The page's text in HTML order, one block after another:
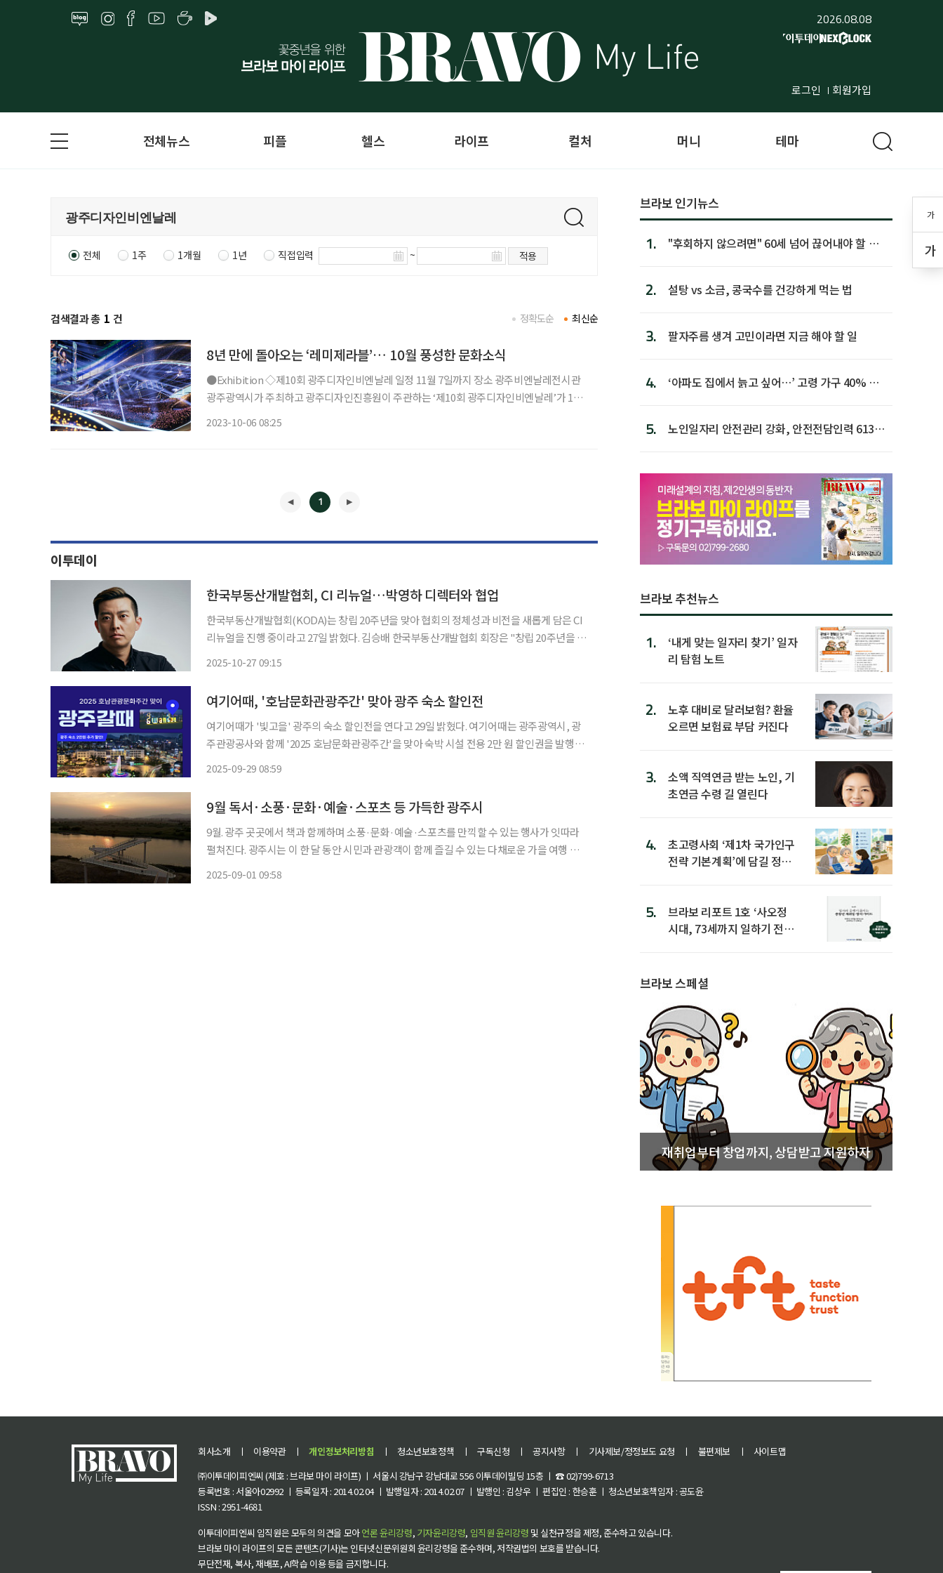
2026.08.08
로그인 회원가입
가
가
전체뉴스 피플 헬스 라이프 컬처 머니 테마
전체 1주 1개월 1년 직접입력 ~ 적용
검색결과 총 1 건 최신순
정확도순
8년 만에 돌아오는 ‘레미제라블’… 10월 풍성한 문화소식
●Exhibition ◇제10회 광주디자인비엔날레 일정 11월 7일까지 장소 광주비엔날레전시관
광주광역시가 주최하고 광주디자인진흥원이 주관하는 ‘제10회 광주디자인비엔날레’가 11
2023-10-06 08:25
1
이투데이
한국부동산개발협회, CI 리뉴얼…박영하 디렉터와 협업
한국부동산개발협회(KODA)는 창립 20주년을 맞아 협회의 정체성과 비전을 새롭게 담은 CI
리뉴얼을 진행 중이라고 27일 밝혔다. 김승배 한국부동산개발협회 회장은 "창립 20주년을 맞
2025-10-27 09:15
여기어때, '호남문화관광주간' 맞아 광주 숙소 할인전
여기어때가 '빛고을' 광주의 숙소 할인전을 연다고 29일 밝혔다. 여기어때는 광주광역시, 광
주관광공사와 함께 '2025 호남문화관광주간'을 맞아 숙박 시설 전용 2만 원 할인권을 발행한
2025-09-29 08:59
9월 독서·소풍·문화·예술·스포츠 등 가득한 광주시
9월. 광주 곳곳에서 책과 함께하며 소풍·문화·예술·스포츠를 만끽할 수 있는 행사가 잇따라
펼쳐진다. 광주시는 이 한 달 동안 시민과 관광객이 함께 즐길 수 있는 다채로운 가을 여행 프
2025-09-01 09:58
브라보 인기뉴스
1.
"후회하지 않으려면" 60세 넘어 끊어내야 할 사
2. 설탕 vs 소금, 콩국수를 건강하게 먹는 법
3. 팔자주름 생겨 고민이라면 지금 해야 할 일
4.
‘아파도 집에서 늙고 싶어…’ 고령 가구 40% 노
5.
노인일자리 안전관리 강화, 안전전담인력 613명
브라보 추천뉴스
1.
‘내게 맞는 일자리 찾기’ 일자
리 탐험 노트
2.
노후 대비로 달러보험? 환율
오르면 보험료 부담 커진다
3.
소액 직역연금 받는 노인, 기
초연금 수령 길 열린다
4.
초고령사회 ‘제1차 국가인구
전략 기본계획’에 담길 정책
5.
브라보 리포트 1호 ‘사오정
시대, 73세까지 일하기 전략’
브라보 스페셜
재취업부터 창업까지, 상담받고 지원하자
회사소개 ㅣ 이용약관 ㅣ 개인정보처리방침 ㅣ 청소년보호정책 ㅣ 구독신청 ㅣ 공지사항 ㅣ 기사제보/정정보도 요청 ㅣ 불편제보 ㅣ
사이트맵
㈜이투데이피엔씨 (제호 : 브라보 마이 라이프) ㅣ 서울시 강남구 강남대로 556 이투데이빌딩 15층 ㅣ ☎ 02)799-6713
등록번호 : 서울아02992 ㅣ 등록일자 : 2014.02.04 ㅣ 발행일자 : 2014.02.07 ㅣ 발행인 : 김상우 ㅣ 편집인 : 한승훈 ㅣ 청소년보호책임자 : 공도윤
ISSN : 2951-4681
이투데이피엔씨 임직원은 모두의 의견을 모아언론 윤리강령, 기자윤리강령, 임직원 윤리강령 및 실천규정을 제정, 준수하고 있습니다.
브라보 마이 라이프의 모든 콘텐츠(기사)는 인터넷신문위원회 윤리강령을 준수하며, 저작권법의 보호를 받습니다.
무단전재, 복사, 재배포, AI학습 이용 등을 금지합니다.